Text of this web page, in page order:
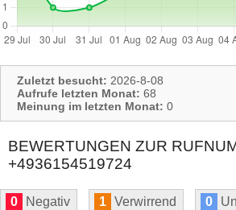
Zuletzt besucht: 2026-8-08
Aufrufe letzten Monat: 68
Meinung im letzten Monat: 0
BEWERTUNGEN ZUR
+4936154519724
0 Negativ 1 Verwirrend 0